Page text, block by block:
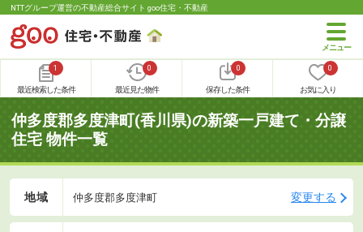
NTTグループ運営の不動産総合サイト goo住宅・不動産
1
最近検索した条件
0
最近見た物件
0
保存した条件
0
お気に入り
仲多度郡多度津町(香川県)の新築一戸建て・分譲
住宅 物件一覧
地域 仲多度郡多度津町 変更する